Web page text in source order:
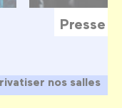
nos salles
Presse